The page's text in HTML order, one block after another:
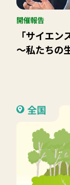
開催報告
「サイエ
～私たちの
全国